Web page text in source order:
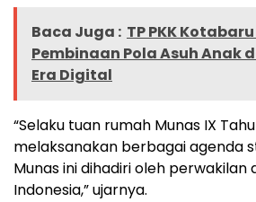
Baca Juga : TP PKK
Pembinaan Pola Asuh Anak
Era Digital
“Selaku tuan rumah Munas IX
melaksanakan berbagai agenda
Munas ini dihadiri oleh perwakilan
Indonesia,” ujarnya.